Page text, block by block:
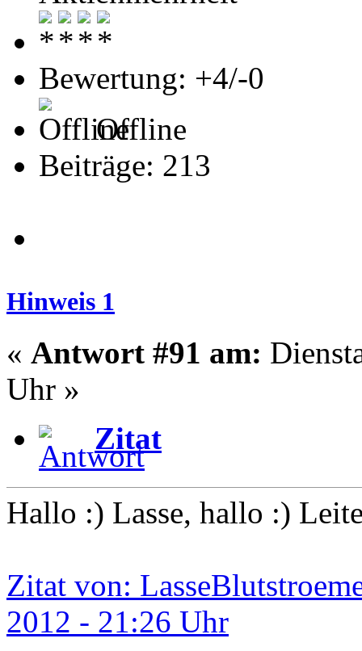
Bewertung: +4/-0
Offline
Beiträge: 213
Hinweis 1
« Antwort #91 am:
Uhr »
Zitat
Hallo :) Lasse, hallo :)
Zitat von:
2012 - 21:26 Uhr